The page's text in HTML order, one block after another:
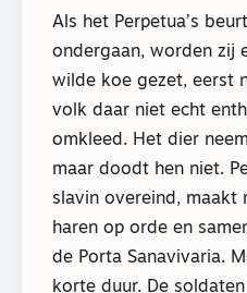
Als het Perpetua’s
ondergaan, worden zij
wilde koe gezet, eerst
volk daar niet echt
omkleed. Het dier
maar doodt hen niet.
slavin overeind, maakt
haren op orde en
de Porta Sanavivaria.
korte duur. De